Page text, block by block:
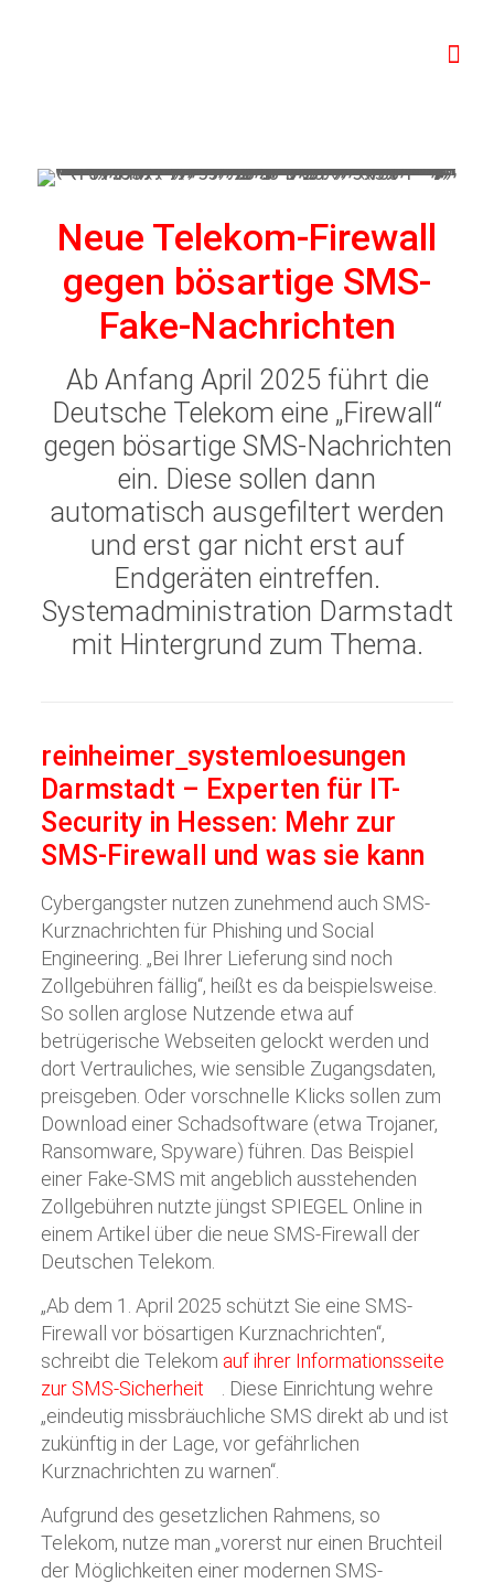
Neue Telekom-Firewall
gegen bösartige SMS-
Fake-Nachrichten
Ab Anfang April 2025 führt die
Deutsche Telekom eine „Firewall“
gegen bösartige SMS-Nachrichten
ein. Diese sollen dann
automatisch ausgefiltert werden
und erst gar nicht erst auf
Endgeräten eintreffen.
Systemadministration Darmstadt
mit Hintergrund zum Thema.
reinheimer systemloesungen
Darmstadt – Experten für IT-
Security in Hessen: Mehr zur
SMS-Firewall und was sie kann
Cybergangster nutzen zunehmend auch SMS-
Kurznachrichten für Phishing und Social
Engineering. „Bei Ihrer Lieferung sind noch
Zollgebühren fällig“, heißt es da beispielsweise.
So sollen arglose Nutzende etwa auf
betrügerische Webseiten gelockt werden und
dort Vertrauliches, wie sensible Zugangsdaten,
preisgeben. Oder vorschnelle Klicks sollen zum
Download einer Schadsoftware (etwa Trojaner,
Ransomware, Spyware) führen. Das Beispiel
einer Fake-SMS mit angeblich ausstehenden
Zollgebühren nutzte jüngst SPIEGEL Online in
einem Artikel über die neue SMS-Firewall der
Deutschen Telekom.
„Ab dem 1. April 2025 schützt Sie eine SMS-
Firewall vor bösartigen Kurznachrichten“,
schreibt die Telekom auf ihrer Informationsseite
zur SMS-Sicherheit
. Diese Einrichtung wehre
„eindeutig missbräuchliche SMS direkt ab und ist
zukünftig in der Lage, vor gefährlichen
Kurznachrichten zu warnen“.
Aufgrund des gesetzlichen Rahmens, so
Telekom, nutze man „vorerst nur einen Bruchteil
der Möglichkeiten einer modernen SMS-